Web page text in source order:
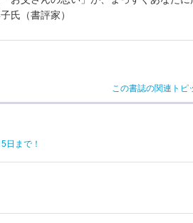
（書評家）
この書誌の関連トピ
日まで！